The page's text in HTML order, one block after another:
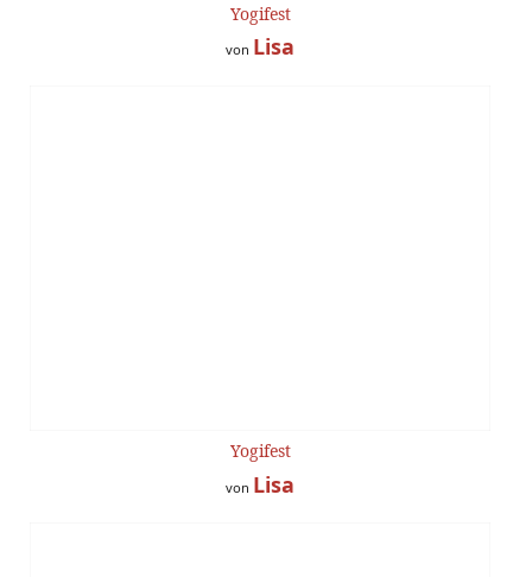
Yogifest
von Lisa
Yogifest
von Lisa